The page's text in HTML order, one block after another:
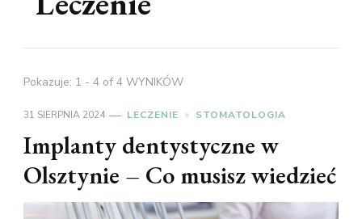
Pokazuje: 1 - 4 of 4 WYNIKÓW
31 SIERPNIA 2024 LECZENIE STOMATOLOGIA
Implanty dentystyczne w
Olsztynie – Co musisz wiedzieć